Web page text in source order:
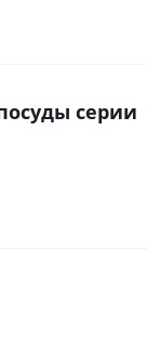
серии